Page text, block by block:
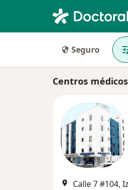
Seguro
Centros
Calle 7 #104,